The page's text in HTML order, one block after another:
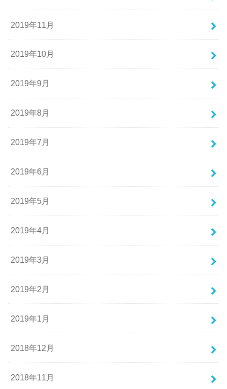
2019年11月
2019年10月
2019年9月
2019年8月
2019年7月
2019年6月
2019年5月
2019年4月
2019年3月
2019年2月
2019年1月
2018年12月
2018年11月